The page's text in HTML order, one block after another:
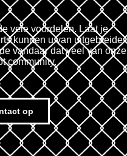
vele voordelen. Laat je
kunnen u van uitgebreide
vandaar dat veel van onze
community.
op